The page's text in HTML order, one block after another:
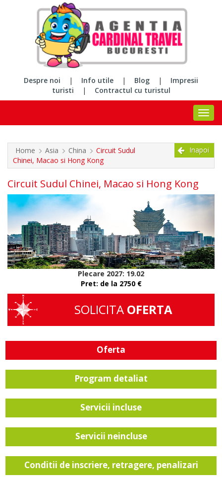
Despre noi | Info utile | Blog |
Impresii
turisti
| Contractul cu turistul
Home Asia China
Circuit Sudul
Chinei, Macao si Hong Kong
Inapoi
Circuit Sudul Chinei, Macao si Hong Kong
Plecare 2027: 19.02
Pret: de la 2750 €
SOLICITA OFERTA
Oferta
Program detaliat
Servicii incluse
Servicii neincluse
Conditii de inscriere, retragere, penalizari